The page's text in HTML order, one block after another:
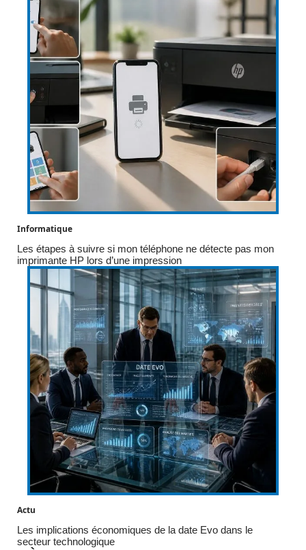
Informatique
Les étapes à suivre si mon téléphone ne détecte pas mon
imprimante HP lors d’une impression
Actu
Les implications économiques de la date Evo dans le
secteur technologique